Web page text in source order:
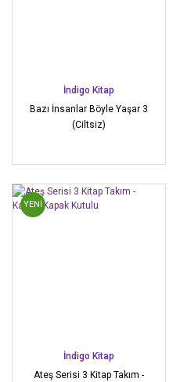
İndigo Kitap
Bazı İnsanlar Böyle Yaşar 3
(Ciltsiz)
YENİ
İndigo Kitap
Ateş Serisi 3 Kitap Takım -